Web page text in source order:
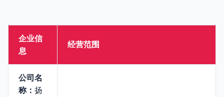
企业信
息
经营范围
公司名
称： 扬